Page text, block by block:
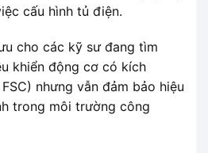
cấu hình tủ điện.
cho các kỹ sư đang tìm
khiển động cơ có kích
nhưng vẫn đảm bảo hiệu
trong môi trường công